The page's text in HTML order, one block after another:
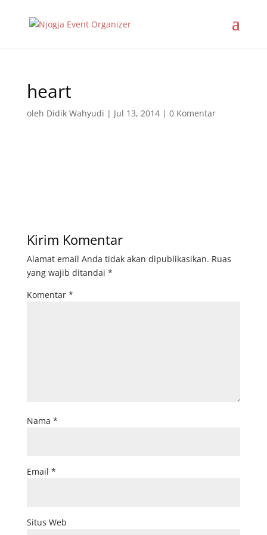
heart
oleh Didik Wahyudi | Jul 13, 2014| 0 Komentar
Kirim Komentar
Alamat email Anda tidak akan dipublikasikan. Ruas
yang wajib ditandai *
Komentar *
Nama *
Email *
Situs Web